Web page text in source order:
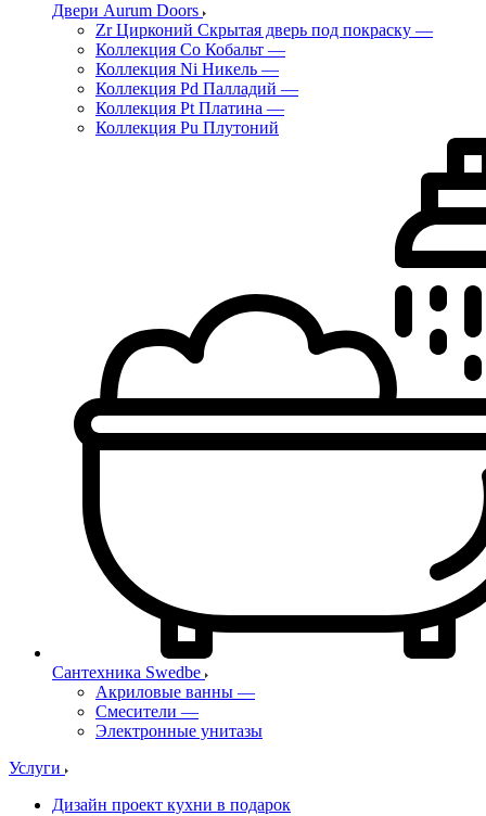
Двери Aurum Doors
Zr Цирконий Скрытая дверь под покраску —
Коллекция Co Кобальт —
Коллекция Ni Никель —
Коллекция Pd Палладий —
Коллекция Pt Платина —
Коллекция Pu Плутоний
Сантехника Swedbe
Акриловые ванны —
Смесители —
Электронные унитазы
Услуги
Дизайн проект кухни в подарок